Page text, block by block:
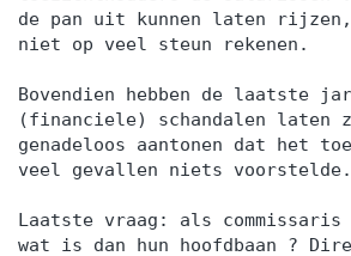
de pan uit kunnen laten rijzen,
niet op veel steun rekenen.
Bovendien hebben de laatste
(financiele) schandalen laten
genadeloos aantonen dat het
veel gevallen niets voorstelde.
Laatste vraag: als
wat is dan hun hoofdbaan ?